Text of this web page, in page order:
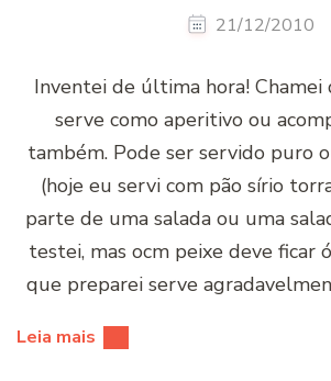
21/12/2010
Inventei de última hora! Chamei
serve como aperitivo ou
também. Pode ser servido puro
(hoje eu servi com pão sírio
parte de uma salada ou uma
testei, mas ocm peixe deve ficar
que preparei serve
Leia mais